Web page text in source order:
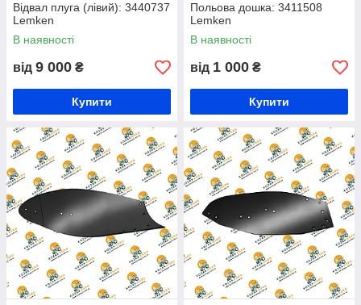
Відвал плуга (лівий): 3440737
Lemken
В наявності
від 9 000 ₴
Купити
Польова дошка: 3411508
Lemken
В наявності
від 1 000 ₴
Купити